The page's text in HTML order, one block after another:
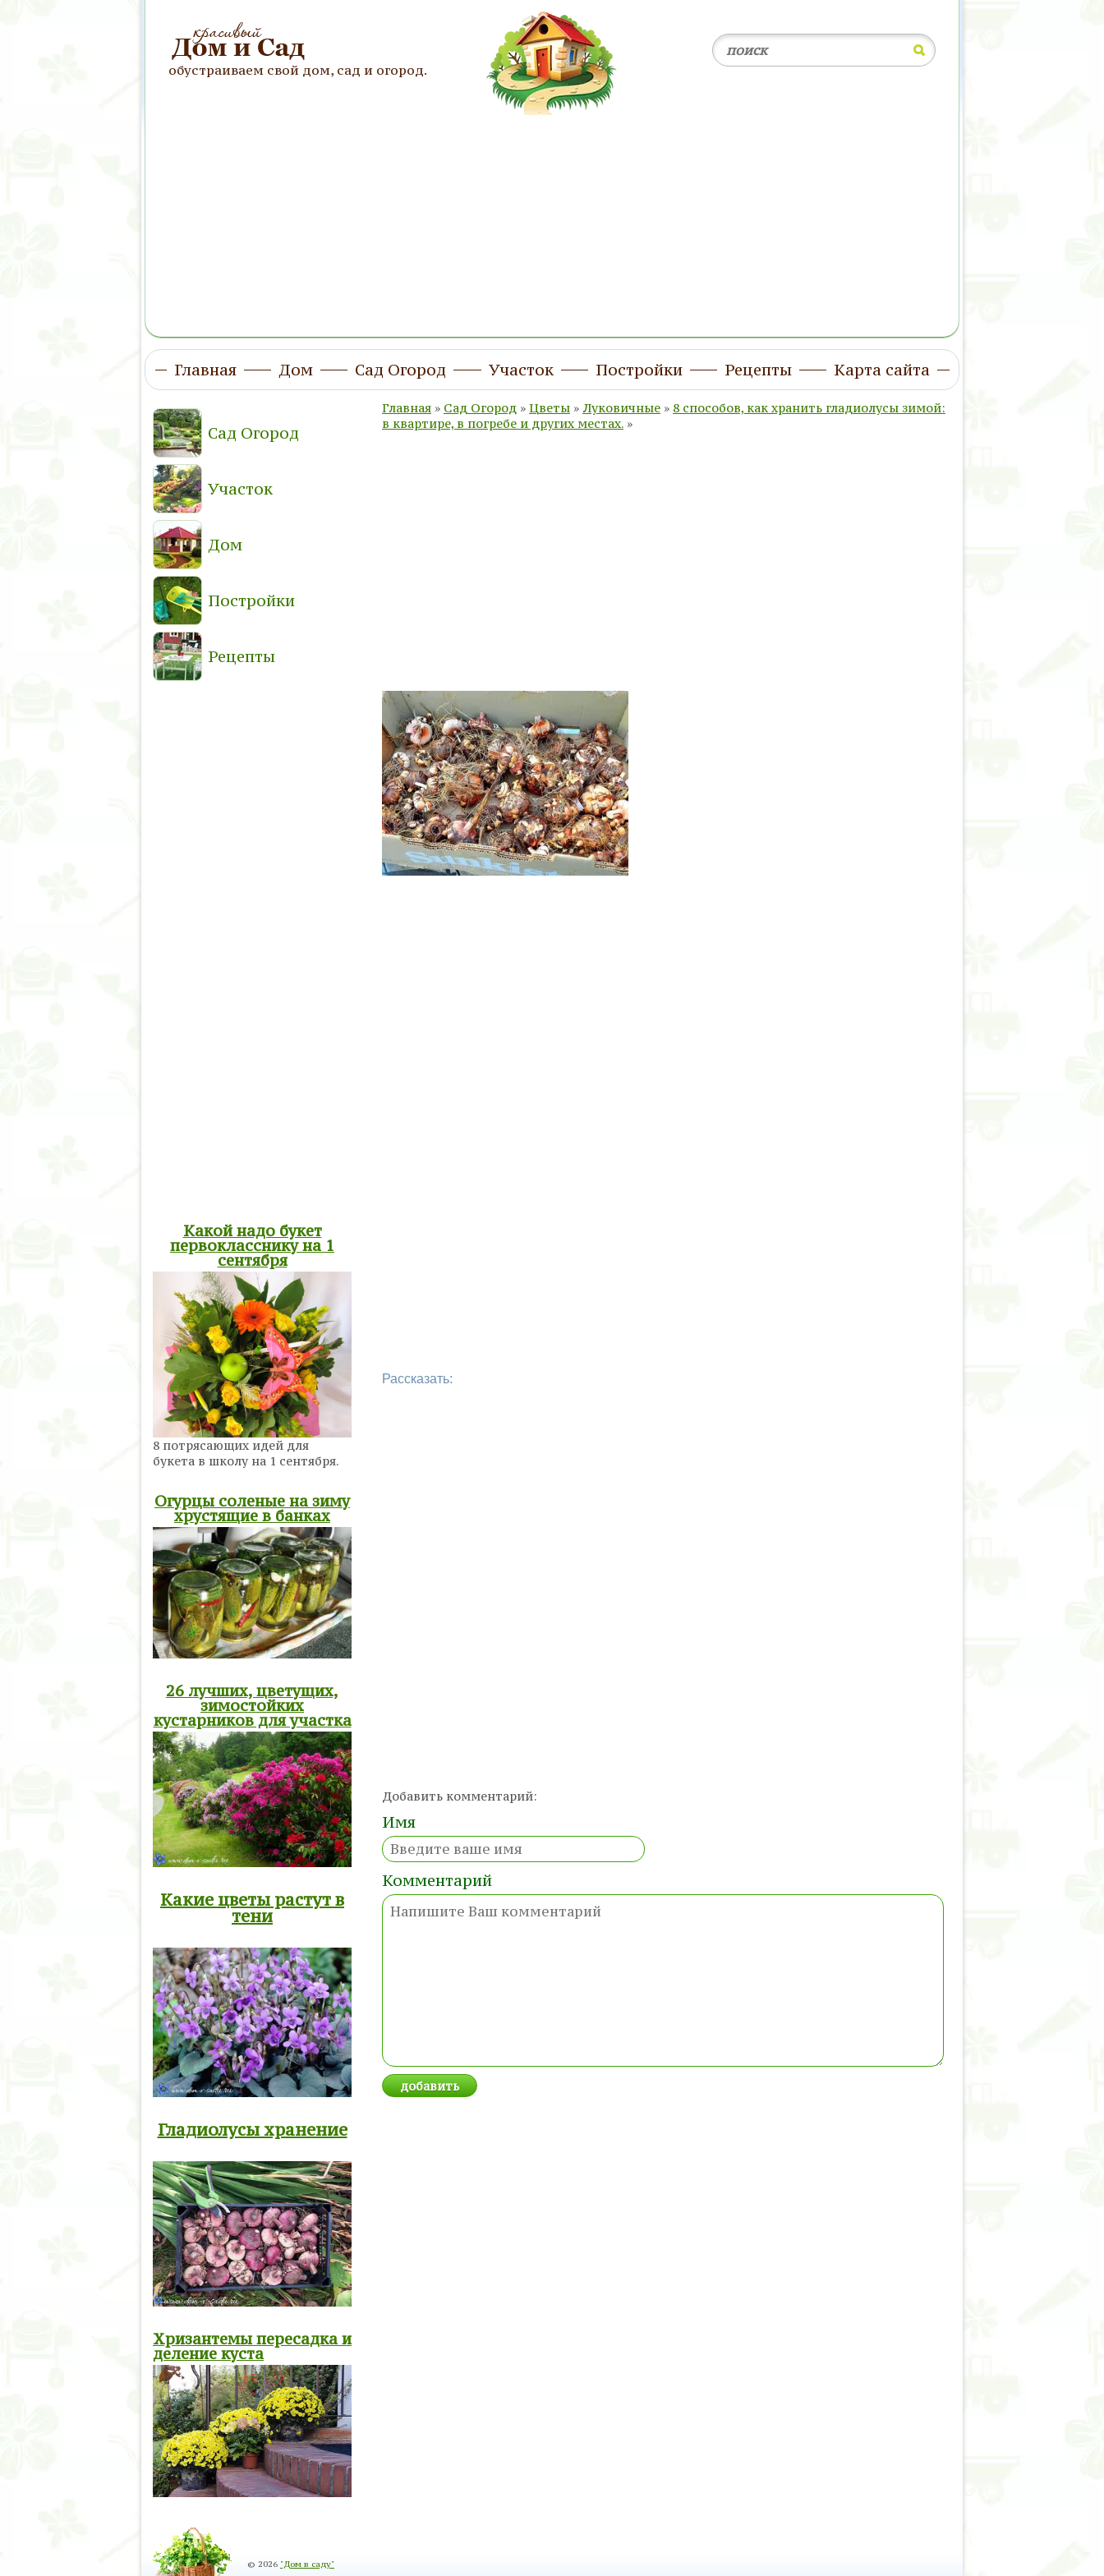
обустраиваем свой дом, сад и огород.
Главная Дом Сад Огород Участок Постройки Рецепты Карта сайта
Главная » Сад Огород » Цветы » Луковичные » 8 способов, как хранить гладиолусы зимой:
в квартире, в погребе и других местах. »
Рассказать:
Добавить комментарий:
Имя
Комментарий
Сад Огород
Участок
Дом
Постройки
Рецепты
Какой надо букет
первокласснику на 1
сентября
8 потрясающих идей для
букета в школу на 1 сентября.
Огурцы соленые на зиму
хрустящие в банках
26 лучших, цветущих,
зимостойких
кустарников для участка
Какие цветы растут в
тени
Гладиолусы хранение
Хризантемы пересадка и
деление куста
© 2026 "Дом в саду"